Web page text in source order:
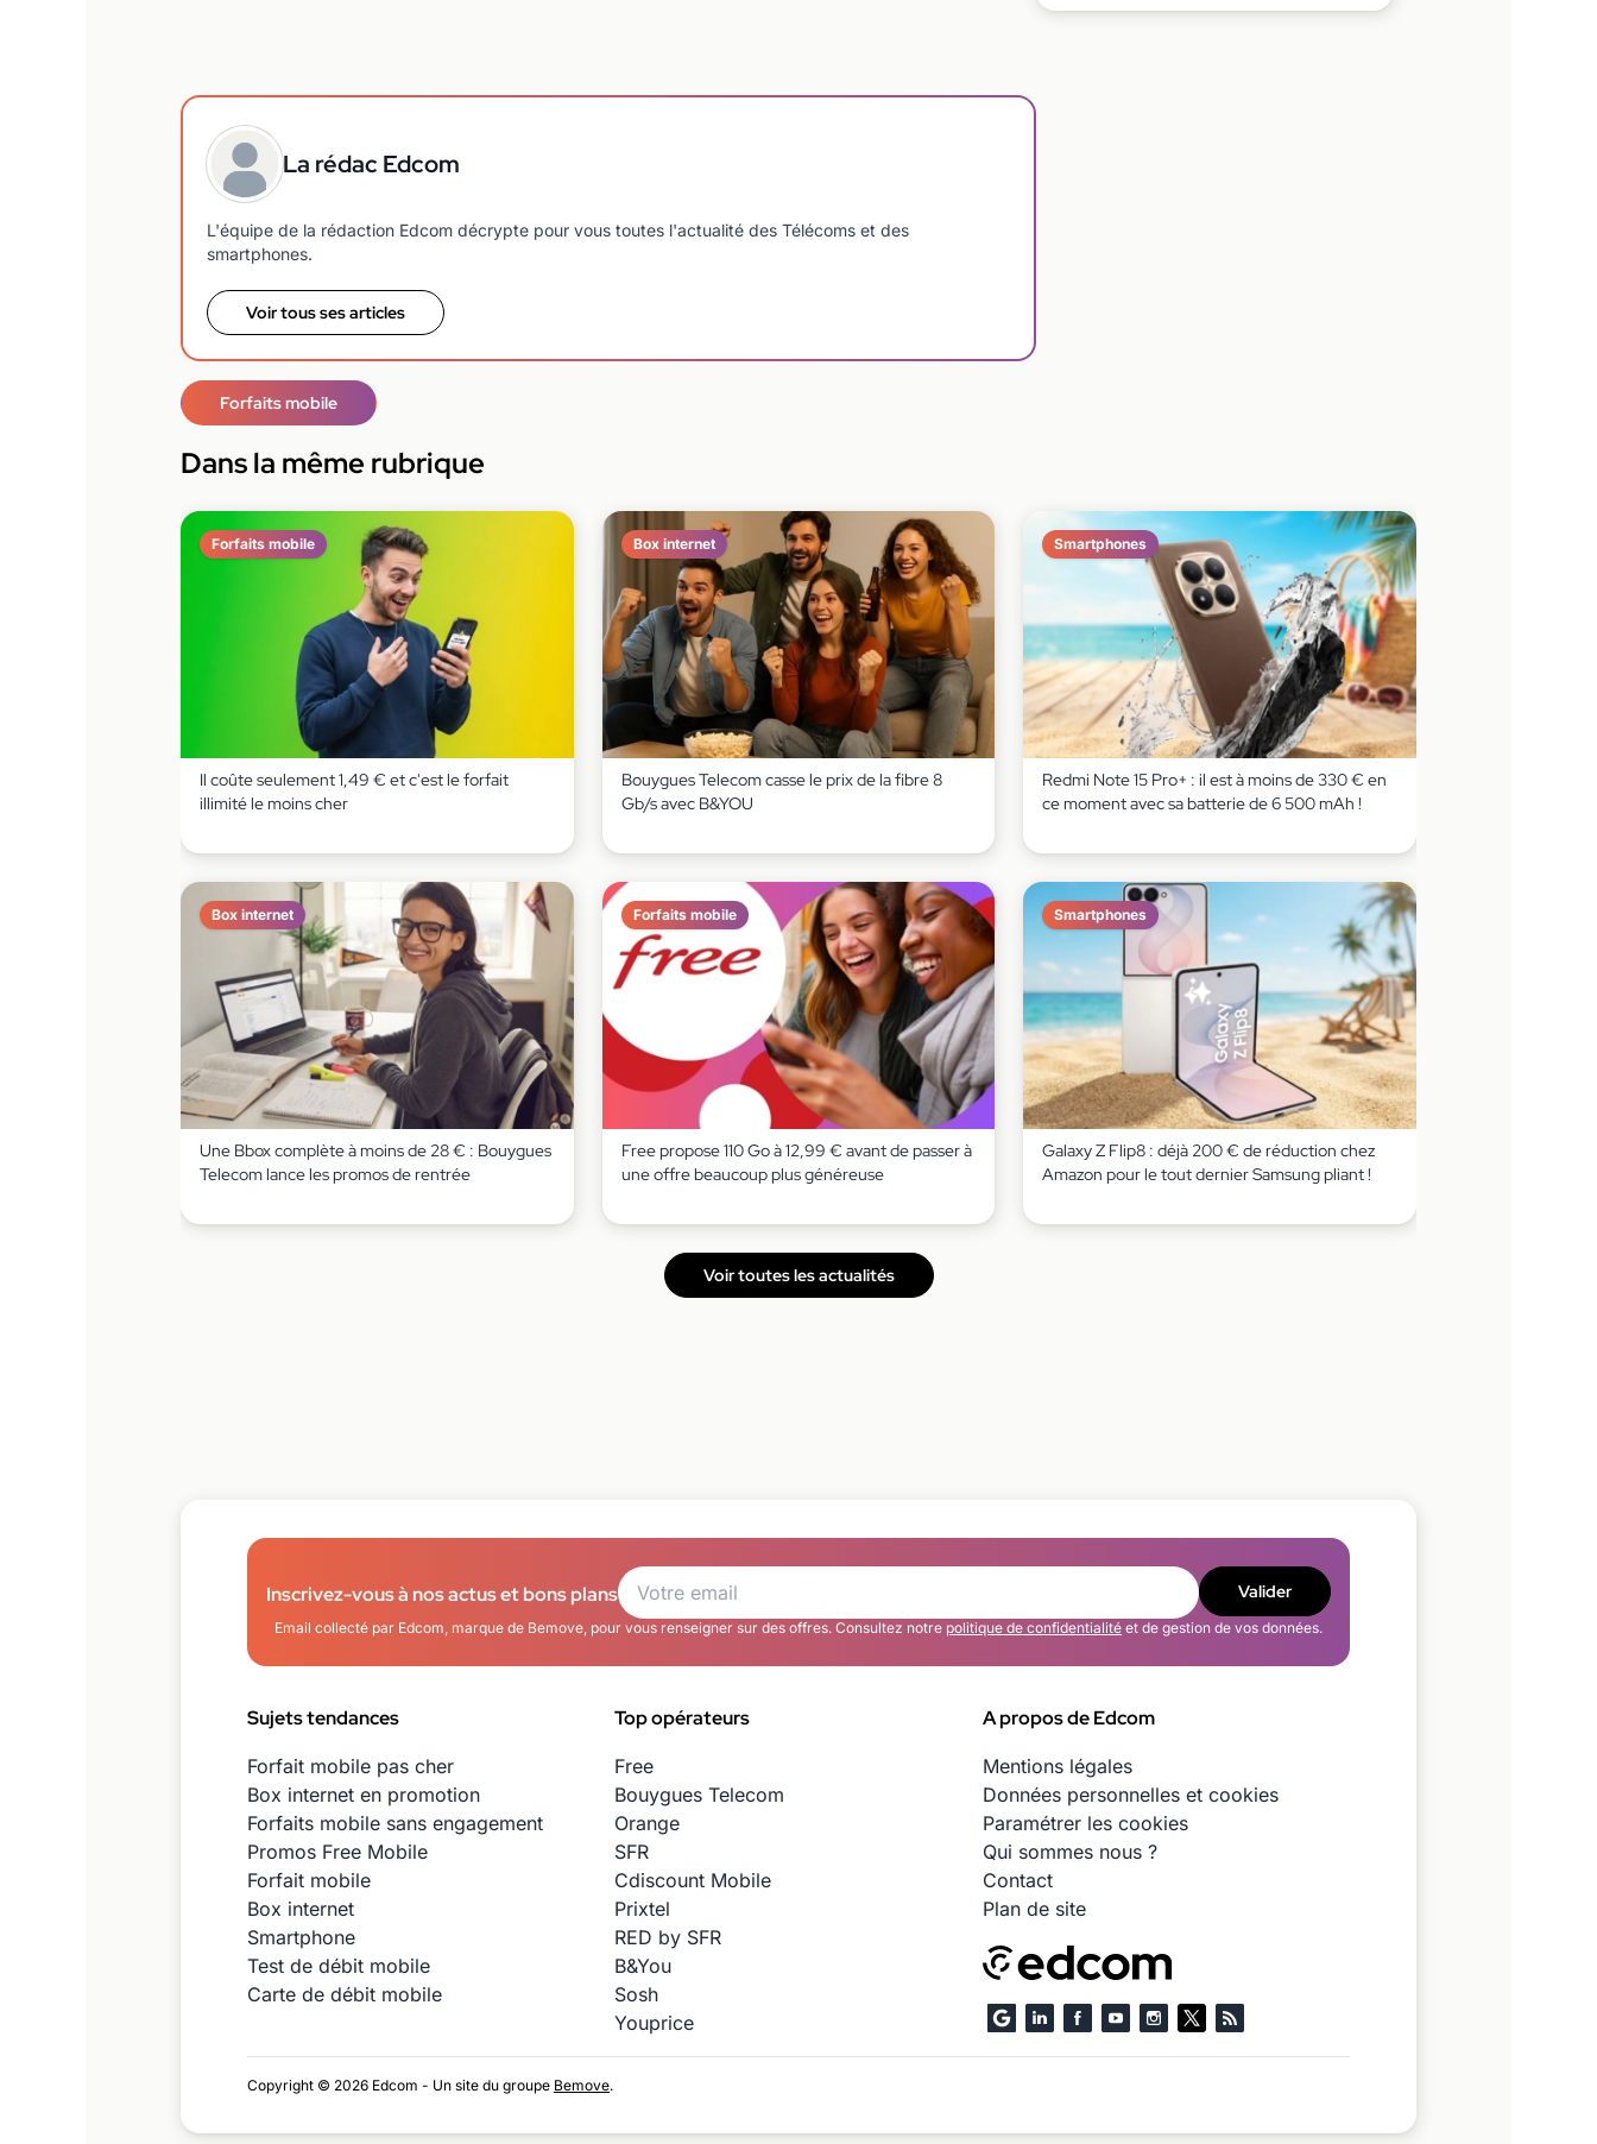
La rédac Edcom
L'équipe de la rédaction Edcom décrypte pour vous toutes l'actualité des Télécoms et des
smartphones.
Voir tous ses articles
Forfaits mobile
Dans la même rubrique
Forfaits mobile
Il coûte seulement 1,49 € et c'est le forfait
illimité le moins cher
Box internet
Bouygues Telecom casse le prix de la fibre 8
Gb/s avec B&YOU
Smartphones
Redmi Note 15 Pro+ : il est à moins de 330 € en
ce moment avec sa batterie de 6 500 mAh !
Box internet
Une Bbox complète à moins de 28 € : Bouygues
Telecom lance les promos de rentrée
Forfaits mobile
Free propose 110 Go à 12,99 € avant de passer à
une offre beaucoup plus généreuse
Smartphones
Galaxy Z Flip8 : déjà 200 € de réduction chez
Amazon pour le tout dernier Samsung pliant !
Voir toutes les actualités
Inscrivez-vous à nos actus et bons plans Valider
Email collecté par Edcom, marque de Bemove, pour vous renseigner sur des offres. Consultez notre politique de confidentialité et de gestion de vos données.
Sujets tendances
Forfait mobile pas cher
Box internet en promotion
Forfaits mobile sans engagement
Promos Free Mobile
Forfait mobile
Box internet
Smartphone
Test de débit mobile
Carte de débit mobile
Top opérateurs
Free
Bouygues Telecom
Orange
SFR
Cdiscount Mobile
Prixtel
RED by SFR
B&You
Sosh
Youprice
A propos de Edcom
Mentions légales
Données personnelles et cookies
Paramétrer les cookies
Qui sommes nous ?
Contact
Plan de site
Copyright © 2026 Edcom - Un site du groupe Bemove.